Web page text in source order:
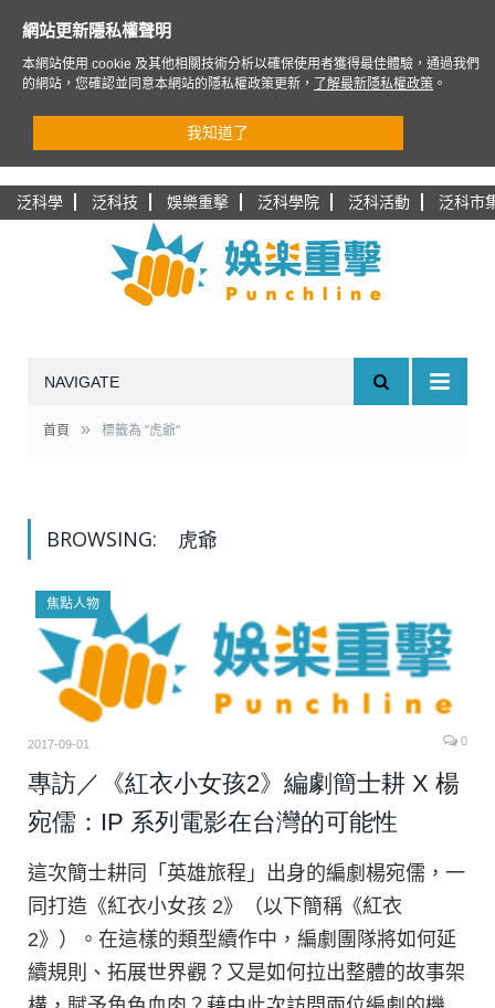
泛科學 泛科技 娛樂重擊 泛科學院 泛科活動 泛科市
NAVIGATE
首頁 » 標籤為 "虎爺"
BROWSING: 虎爺
焦點人物
2017-09-01 0
專訪／《紅衣小女孩2》編劇簡士耕 X 楊
宛儒：IP 系列電影在台灣的可能性
這次簡士耕同「英雄旅程」出身的編劇楊宛儒，一
同打造《紅衣小女孩 2》（以下簡稱《紅衣
2》）。在這樣的類型續作中，編劇團隊將如何延
續規則、拓展世界觀？又是如何拉出整體的故事架
網站更新隱私權聲明
本網站使用 cookie 及其他相關技術分析以確保使用者獲得最佳體驗，通過我們
的網站，您確認並同意本網站的隱私權政策更新，
了解最新隱私權政策 。
我知道了